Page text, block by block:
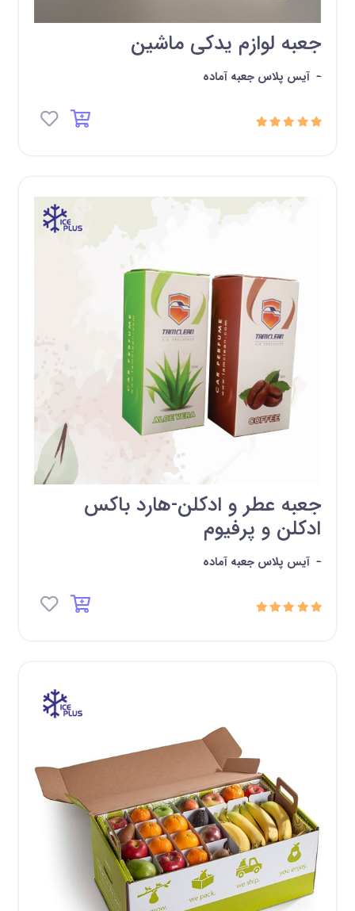
جعبه لوازم یدکی ماشین
- آیس پلاس جعبه آماده
جعبه عطر و ادکلن-هارد باکس
ادکلن و پرفیوم
- آیس پلاس جعبه آماده